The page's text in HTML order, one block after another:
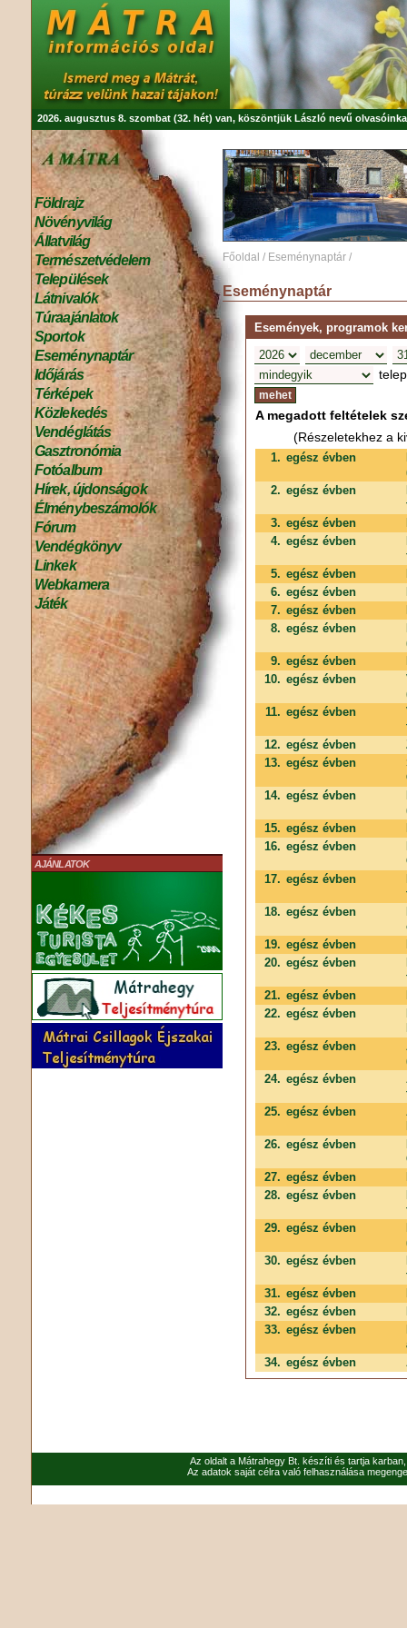
2026. augusztus 8. szombat (32. hét) van, köszöntjük László nevű
Földrajz
Növényvilág
Állatvilág
Természetvédelem
Települések
Látnivalók
Túraajánlatok
Sportok
Eseménynaptár
Időjárás
Térképek
Közlekedés
Vendéglátás
Gasztronómia
Fotóalbum
Hírek, újdonságok
Élménybeszámolók
Fórum
Vendégkönyv
Linkek
Webkamera
Játék
AJÁNLATOK
Főoldal / Eseménynaptár /
Eseménynaptár
Események, programok
A megadott feltételek
(Részeletekhez a
1. egész évben
2. egész évben
3. egész évben
4. egész évben
5. egész évben
6. egész évben
7. egész évben
8. egész évben
9. egész évben
10. egész évben
11. egész évben
12. egész évben
13. egész évben
14. egész évben
15. egész évben
16. egész évben
17. egész évben
18. egész évben
19. egész évben
20. egész évben
21. egész évben
22. egész évben
23. egész évben
24. egész évben
25. egész évben
26. egész évben
27. egész évben
28. egész évben
29. egész évben
30. egész évben
31. egész évben
32. egész évben
33. egész évben
34. egész évben
Az oldalt a Mátrahegy Bt. készíti és tartja
Az adatok saját célra való felhasználása